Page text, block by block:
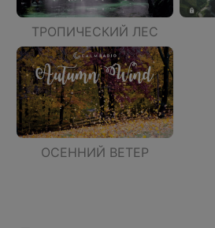
ТРОПИЧЕСКИЙ ЛЕС
ОСЕННИЙ ВЕТЕР